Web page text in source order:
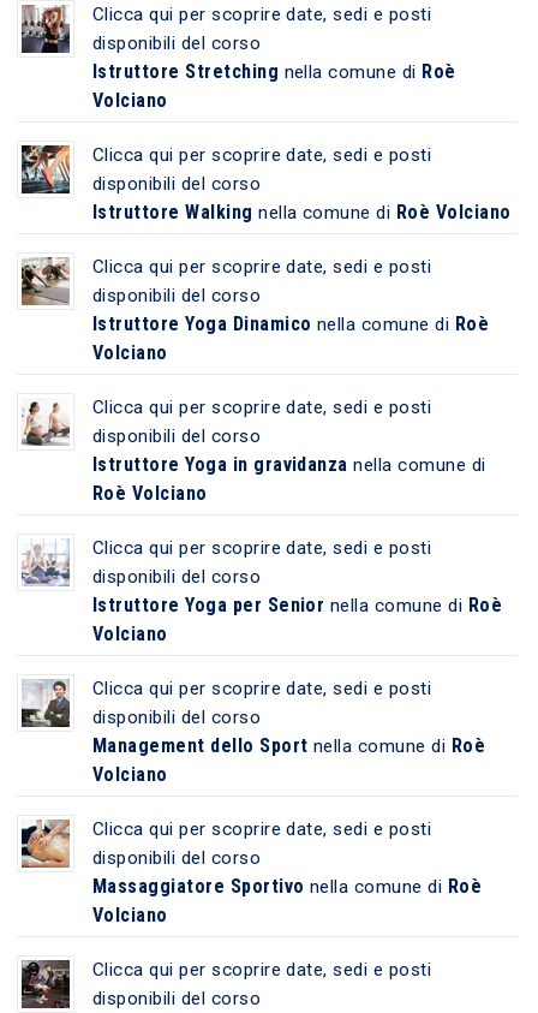
Clicca qui per scoprire date, sedi e posti
disponibili del corso
Istruttore Stretching nella comune di Roè
Volciano
Clicca qui per scoprire date, sedi e posti
disponibili del corso
Istruttore Walking nella comune di Roè Volciano
Clicca qui per scoprire date, sedi e posti
disponibili del corso
Istruttore Yoga Dinamico nella comune di Roè
Volciano
Clicca qui per scoprire date, sedi e posti
disponibili del corso
Istruttore Yoga in gravidanza nella comune di
Roè Volciano
Clicca qui per scoprire date, sedi e posti
disponibili del corso
Istruttore Yoga per Senior nella comune di Roè
Volciano
Clicca qui per scoprire date, sedi e posti
disponibili del corso
Management dello Sport nella comune di Roè
Volciano
Clicca qui per scoprire date, sedi e posti
disponibili del corso
Massaggiatore Sportivo nella comune di Roè
Volciano
Clicca qui per scoprire date, sedi e posti
disponibili del corso